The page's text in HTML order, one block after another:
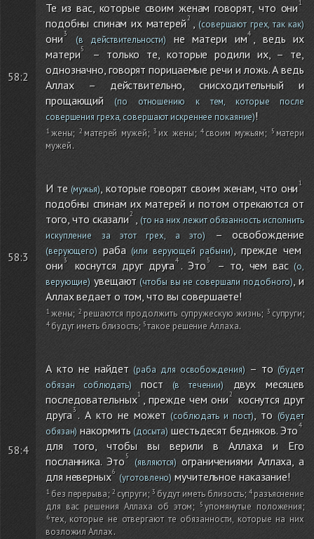
58:2
Те из вас, которые своим женам говорят, что они
подобны спинам их матерей , (совершают грех, так как)
они (в действительности) не матери им , ведь их
матери
– только те, которые родили их, – те,
однозначно, говорят порицаемые речи и ложь. А ведь
Аллах – действительно, снисходительный и
прощающий (по отношению к тем, которые после
совершения греха, совершают искреннее покаяние)!
жены; матерей мужей; их жены; своим мужьям;
матери
мужей.
58:3
И те(мужья), которые говорят своим женам, что они
подобны спинам их матерей и потом отрекаются от
того, что сказали , (то на них лежит обязанность исполнить
искупление за этот грех, а это)– освобождение
(верующего)раба(или верующей рабыни), прежде чем
они
коснутся друг друга . Это – то, чем вас(о,
верующие) увещают (чтобы вы не совершали подобного), и
Аллах ведает о том, что вы совершаете!
жены; решаются продолжить супружескую жизнь; супруги;
будут иметь близость; такое решение Аллаха.
58:4
А кто не найдет (раба для освобождения)– то(будет
обязан соблюдать)пост (в течении) двух месяцев
последовательных , прежде чем они
коснутся друг
друга . А кто не может (соблюдать и пост), то (будет
обязан) накормить(досыта)шестьдесят бедняков. Это
для того, чтобы вы верили в Аллаха и Его
посланника. Это
(являются) ограничениями Аллаха, а
для неверных
(уготовлено) мучительное наказание!
без перерыва; супруги; будут иметь близость; разъяснение
для вас решения Аллаха об этом; упомянутые положения;
тех, которые не отвергают те обязанности, которые на них
возложил Аллах.